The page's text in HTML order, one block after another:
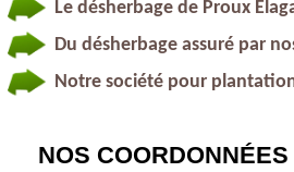
Le désherbage de Proux
Du désherbage assuré par
Notre société pour
NOS COORDONNÉES